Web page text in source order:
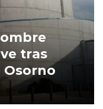
tras